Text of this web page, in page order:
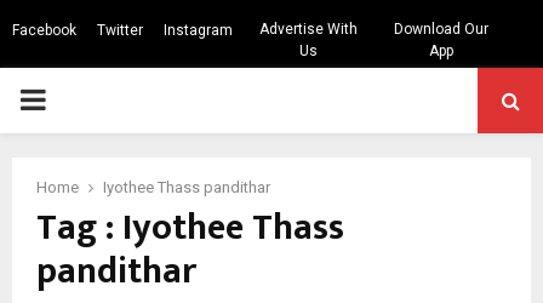
Facebook Twitter Instagram
Advertise With
Us
Download Our
App
PRIMARY
Home Iyothee Thass pandithar
Tag : Iyothee Thass
pandithar